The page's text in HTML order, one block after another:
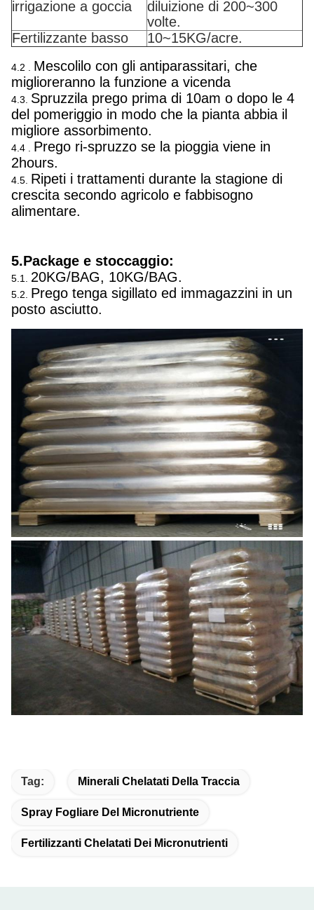
irrigazione a goccia
diluizione di 200~300
volte.
Fertilizzante basso
10~15KG/acre.
4.2 . Mescolilo con gli antiparassitari, che
miglioreranno la funzione a vicenda
4.3. Spruzzila prego prima di 10am o dopo le 4
del pomeriggio in modo che la pianta abbia il
migliore assorbimento.
4.4 . Prego ri-spruzzo se la pioggia viene in
2hours.
4.5. Ripeti i trattamenti durante la stagione di
crescita secondo agricolo e fabbisogno
alimentare.
5.Package e stoccaggio:
5.1. 20KG/BAG, 10KG/BAG.
5.2. Prego tenga sigillato ed immagazzini in un
posto asciutto.
Tag: Minerali Chelatati Della Traccia
Spray Fogliare Del Micronutriente
Fertilizzanti Chelatati Dei Micronutrienti